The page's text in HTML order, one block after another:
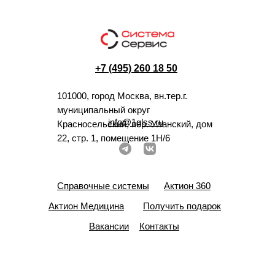
+7 (495) 260 18 50
101000, город Москва, вн.тер.г.
муниципальный округ
Красносельский, пер. Уланский, дом
22, стр. 1, помещение 1Н/6
info@1glss.ru
Справочные системы
Актион 360
Актион Медицина
Получить подарок
Вакансии
Контакты